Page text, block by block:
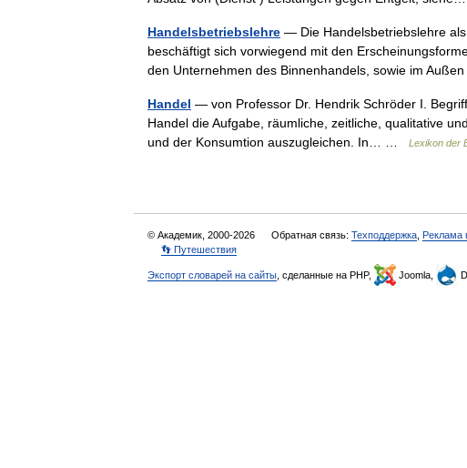
Handelsbetriebslehre — Die Handelsbetriebslehre
beschäftigt sich vorwiegend mit den
den Unternehmen des Binnenhandels, sowie im
Handel — von Professor Dr. Hendrik Schröder I.
Handel die Aufgabe, räumliche, zeitliche, qualitative
und der Konsumtion auszugleichen. In… …
Lexikon der
© Академик, 2000-2026 Обратная связь: Техподдержка Реклама
👣 Путешествия
Экспорт словарей на сайты , сделанные на PHP, Joomla,